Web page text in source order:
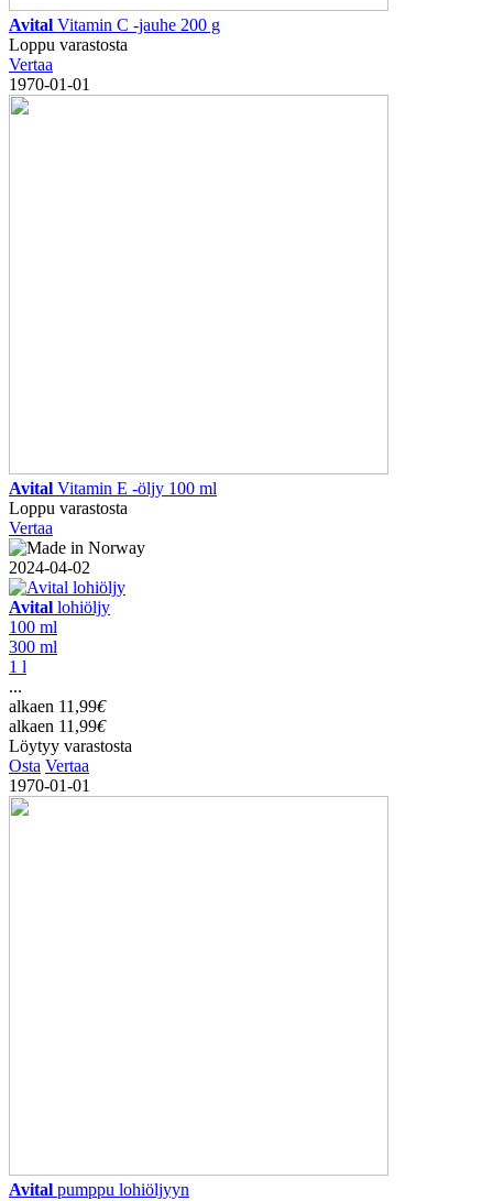
Avital Vitamin C -jauhe 200 g
Loppu varastosta
Vertaa
1970-01-01
Avital Vitamin E -öljy 100 ml
Loppu varastosta
Vertaa
2024-04-02
Avital lohiöljy
100 ml
300 ml
1 l
...
alkaen 11,99€
alkaen 11,99€
Löytyy varastosta
Osta Vertaa
1970-01-01
Avital pumppu lohiöljyyn